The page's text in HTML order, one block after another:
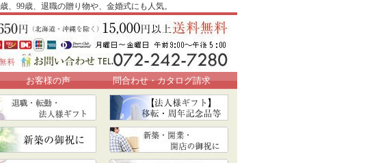
、99歳、退職の贈り物や、金婚式にも人気。
お客様の声 問合わせ・カタログ請求